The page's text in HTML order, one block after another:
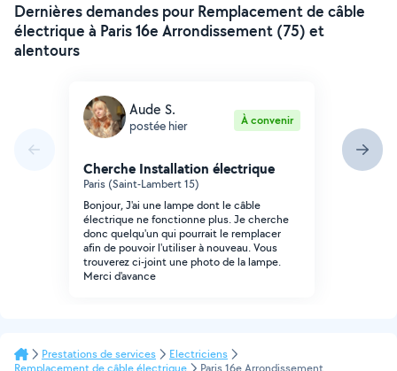
Dernières demandes pour Remplacement de câble
électrique à Paris 16e Arrondissement (75) et
alentours
Aude S.
postée hier À convenir
Cherche Installation électrique
Paris (Saint-Lambert 15)
Bonjour, J'ai une lampe dont le câble
électrique ne fonctionne plus. Je cherche
donc quelqu'un qui pourrait le remplacer
afin de pouvoir l'utiliser à nouveau. Vous
trouverez ci-joint une photo de la lampe.
Merci d'avance
Prestations de services
Electriciens
Remplacement de câble électrique
Paris 16e Arrondissement